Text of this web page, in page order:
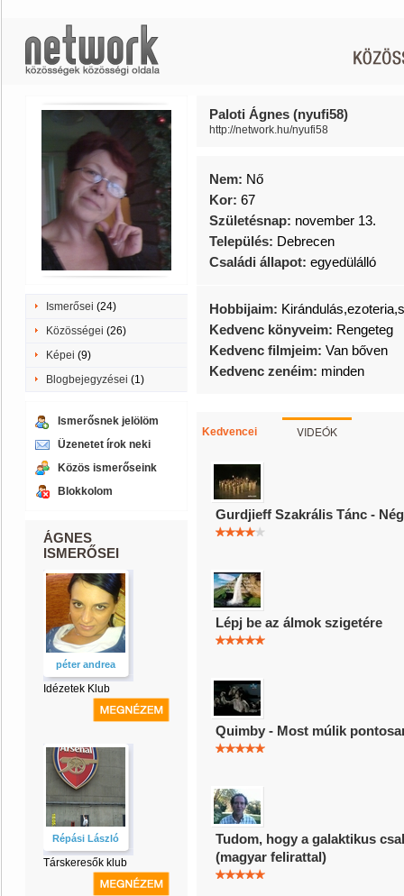
Ismerősei (24)
Közösségei (26)
Képei (9)
Blogbejegyzései (1)
Ismerősnek jelölöm
Üzenetet írok neki
Közös ismerőseink
Blokkolom
ÁGNES
ISMERŐSEI
péter andrea
Idézetek Klub
Répási László
Társkeresők klub
Paloti Ágnes (nyufi58)
http://network.hu/nyufi58
Nem: Nő
Kor: 67
Születésnap: november 13.
Település: Debrecen
Családi állapot: egyedülálló
Hobbijaim:
Kedvenc könyveim: Rengeteg
Kedvenc filmjeim: Van bőven
Kedvenc zenéim: minden
Kedvencei VIDEÓK
Gurdjieff Szakrális Tánc -
Lépj be az álmok szigetére
Quimby - Most múlik
Tudom, hogy a galaktikus
(magyar felirattal)